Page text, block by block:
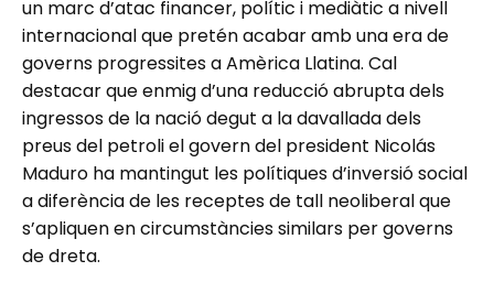
un marc d’atac financer, polític i mediàtic a nivell
internacional que pretén acabar amb una era de
governs progressites a Amèrica Llatina. Cal
destacar que enmig d’una reducció abrupta dels
ingressos de la nació degut a la davallada dels
preus del petroli el govern del president Nicolás
Maduro ha mantingut les polítiques d’inversió social
a diferència de les receptes de tall neoliberal que
s’apliquen en circumstàncies similars per governs
de dreta.